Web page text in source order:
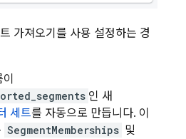
가져오기를 사용 설정하는 경
인 새
세트를 자동으로 만듭니다. 이
SegmentMemberships 및